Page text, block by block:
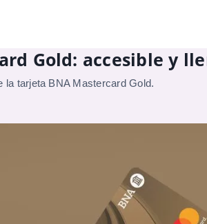
Gold: accesible y
la tarjeta BNA Mastercard Gold.